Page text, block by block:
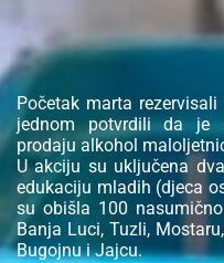
Početak marta
jednom potvrdili da je
prodaju alkohol
U akciju su uključena
edukaciju mladih (djeca
su obišla 100
Banja Luci, Tuzli,
Bugojnu i Jajcu.